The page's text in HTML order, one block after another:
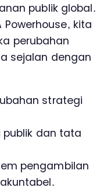
publik global.
kita
perubahan
sejalan dengan
strategi
publik dan tata
pengambilan